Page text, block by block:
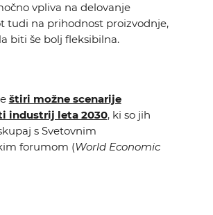
vpliva na delovanje
tudi na prihodnost proizvodnje,
biti še bolj fleksibilna.
štiri možne scenarije
industrij leta 2030, ki so jih
s Svetovnim
forumom (World Economic